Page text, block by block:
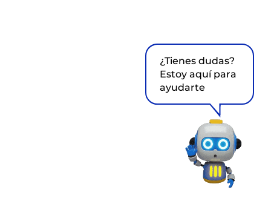
¿Tienes dudas?
Estoy aquí para
ayudarte